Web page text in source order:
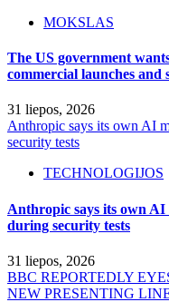
MOKSLAS
The US government
commercial launches and
31 liepos, 2026
Anthropic says its own AI
security tests
TECHNOLOGIJOS
Anthropic says its own AI
during security tests
31 liepos, 2026
BBC REPORTEDLY
NEW PRESENTING